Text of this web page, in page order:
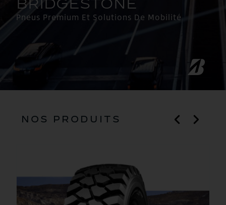
Pneus Premium Et Solutions De Mobilité
NOS PRODUITS